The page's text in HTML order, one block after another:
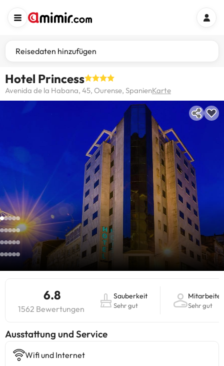
Reisedaten hinzufügen
Hotel Princess
Avenida de la Habana, 45, Ourense, SpanienKarte
6.8
1562 Bewertungen
Sauberkeit
Sehr gut
Mitarbeiter
Sehr gut
​Ausstattung und Service
Wifi und Internet